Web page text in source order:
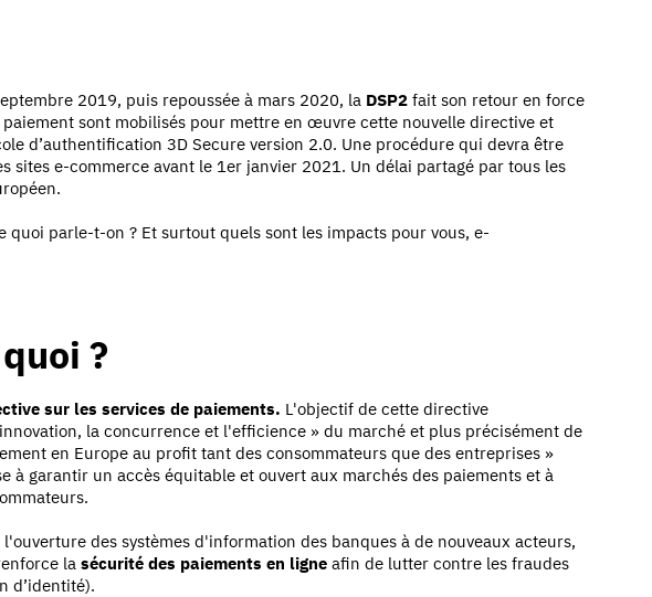
2019, puis repoussée à mars 2020, la DSP2 fait son retour en force
sont mobilisés pour mettre en œuvre cette nouvelle directive et
d’authentification 3D Secure version 2.0. Une procédure qui devra être
sites e-commerce avant le 1er janvier 2021. Un délai partagé par tous les
quoi parle-t-on ? Et surtout quels sont les impacts pour vous, e-
?
sur les services de paiements. L'objectif de cette directive
la concurrence et l'efficience » du marché et plus précisément de
en Europe au profit tant des consommateurs que des entreprises »
à garantir un accès équitable et ouvert aux marchés des paiements et à
des systèmes d'information des banques à de nouveaux acteurs,
la sécurité des paiements en ligne afin de lutter contre les fraudes
d’identité).